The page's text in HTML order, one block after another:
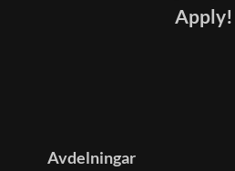
Apply!
Avdelningar